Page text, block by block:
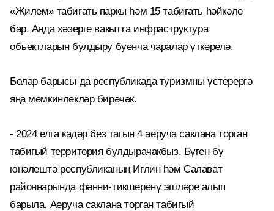
«Җилем» табигать паркы һәм 15 табигать һәйкәле
бар. Анда хәзерге вакытта инфраструктура
объектларын булдыру буенча чаралар үткәрелә.
Болар барысы да республикада туризмны үстерергә
яңа мөмкинлекләр бирәчәк.
- 2024 елга кадәр без тагын 4 аеруча саклана торган
табигый территория булдырачакбыз. Бүген бу
юнәлештә республиканың Иглин һәм Салават
районнарында фәнни-тикшеренү эшләре алып
барыла. Аеруча саклана торган табигый